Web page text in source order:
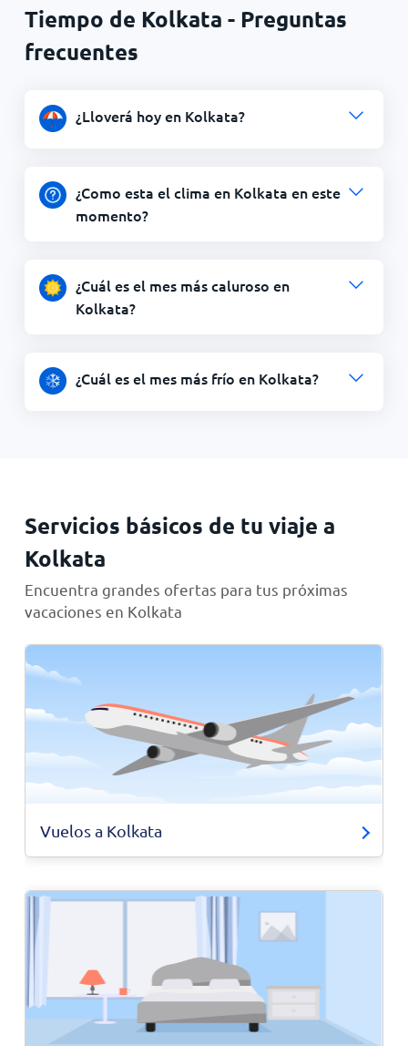
Tiempo de Kolkata - Preguntas
frecuentes
¿Lloverá hoy en Kolkata?
¿Como esta el clima en Kolkata en este
momento?
¿Cuál es el mes más caluroso en
Kolkata?
¿Cuál es el mes más frío en Kolkata?
Servicios básicos de tu viaje a
Kolkata
Encuentra grandes ofertas para tus próximas
vacaciones en Kolkata
Vuelos a Kolkata